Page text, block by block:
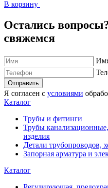
В корзину
Остались
свяжемся
Отправить
Я согласен с условиями
Каталог
Трубы и фитинги
Трубы
изделия
Детали трубопроводов,
Запорная арматура и
Каталог